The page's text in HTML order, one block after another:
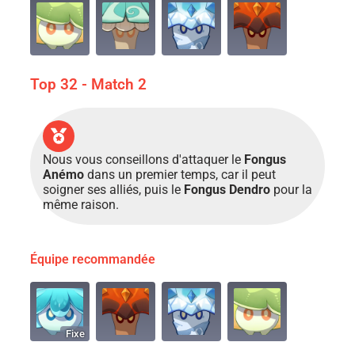
Top 32 - Match 2
Nous vous conseillons d'attaquer le Fongus
Anémo dans un premier temps, car il peut
soigner ses alliés, puis le Fongus Dendro pour la
même raison.
Équipe recommandée
Fixe